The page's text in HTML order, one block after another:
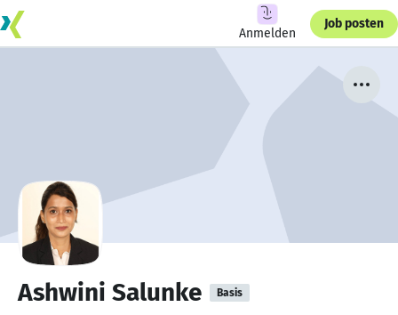
Anmelden
Job posten
Ashwini Salunke Basis